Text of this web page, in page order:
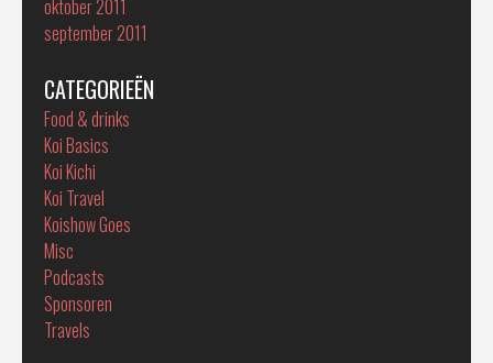
oktober 2011
september 2011
CATEGORIEËN
Food & drinks
Koi Basics
Koi Kichi
Koi Travel
Koishow Goes
Misc
Podcasts
Sponsoren
Travels